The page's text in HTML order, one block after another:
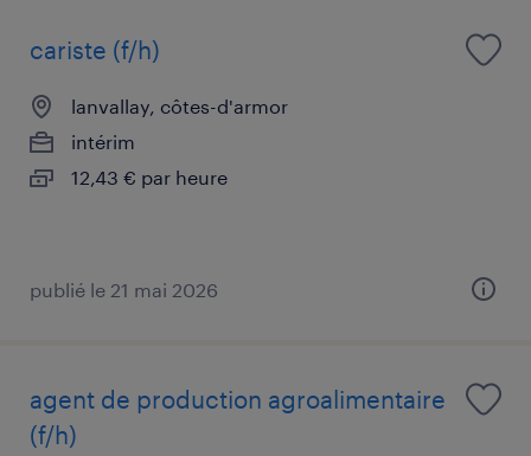
cariste (f/h)
lanvallay, côtes-d'armor
intérim
12,43 € par heure
publié le 21 mai 2026
agent de production agroalimentaire
(f/h)